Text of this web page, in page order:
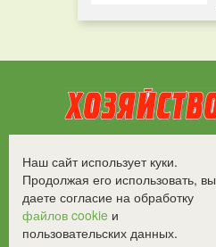
Все права защищены.
©2008-2017 - "Хозяйство"
Наш сайт использует куки.
Продолжая его использовать, вы
даете согласие на обработку
файлов cookie и
пользовательских данных.